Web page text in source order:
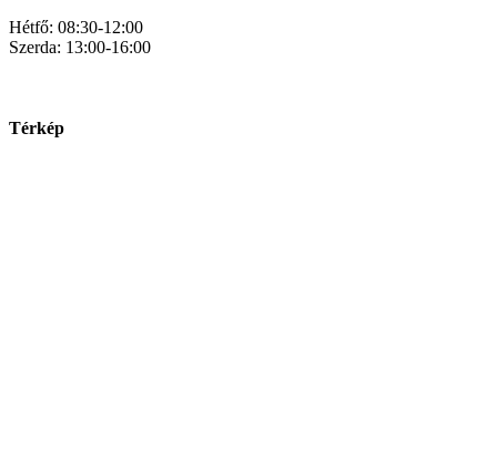
Hétfő: 08:30-12:00
Szerda: 13:00-16:00
Térkép